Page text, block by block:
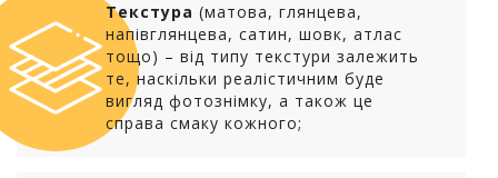
Текстура (матова, глянцева,
напівглянцева, сатин, шовк, атлас
тощо) – від типу текстури залежить
те, наскільки реалістичним буде
вигляд фотознімку, а також це
справа смаку кожного;